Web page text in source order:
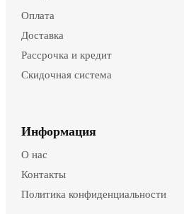
Оплата
Доставка
Рассрочка и кредит
Скидочная система
Информация
О нас
Контакты
Политика конфиденциальности